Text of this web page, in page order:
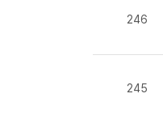
246
245